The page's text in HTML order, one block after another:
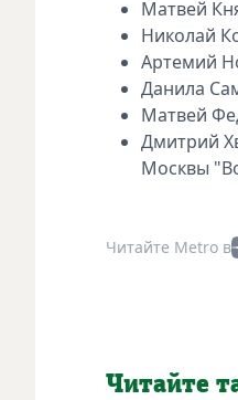
Матвей
Николай
Артемий
Данила
Матвей
Дмитрий
Москвы
Читайте Metro в
Читайте